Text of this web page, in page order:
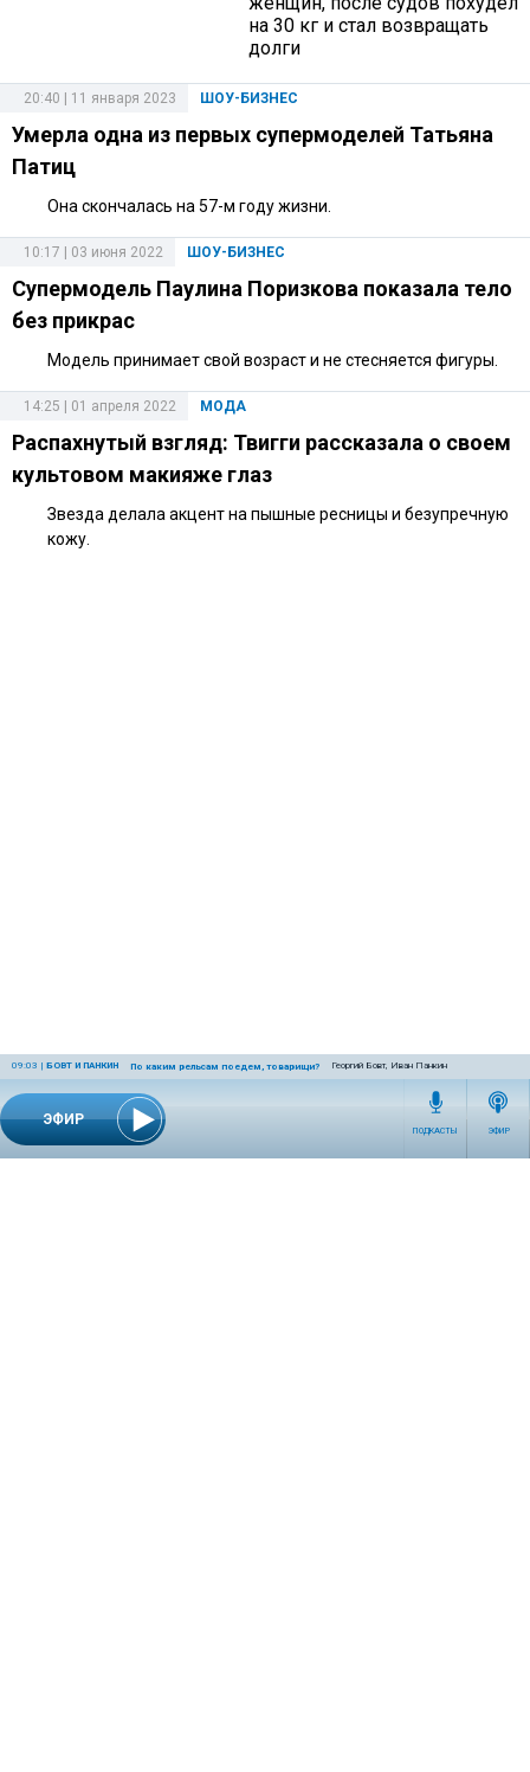
ЭФИР
09:03 | БОВТ И ПАНКИН По каким рельсам поедем, товарищи? Георгий Бовт, Иван Панкин
ПОДКАСТЫ ЭФИР
на 30 кг и стал возвращать
долги
ШОУ-БИЗНЕС
20:40 | 11 января 2023
Умерла одна из первых супермоделей Татьяна
Патиц
Она скончалась на 57-м году жизни.
ШОУ-БИЗНЕС
10:17 | 03 июня 2022
Супермодель Паулина Поризкова показала тело
без прикрас
Модель принимает свой возраст и не стесняется фигуры.
МОДА
14:25 | 01 апреля 2022
Распахнутый взгляд: Твигги рассказала о своем
культовом макияже глаз
Звезда делала акцент на пышные ресницы и безупречную
кожу.